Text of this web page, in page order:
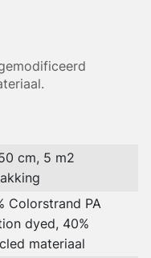
cm, 5 m2
Colorstrand PA
dyed, 40%
materiaal